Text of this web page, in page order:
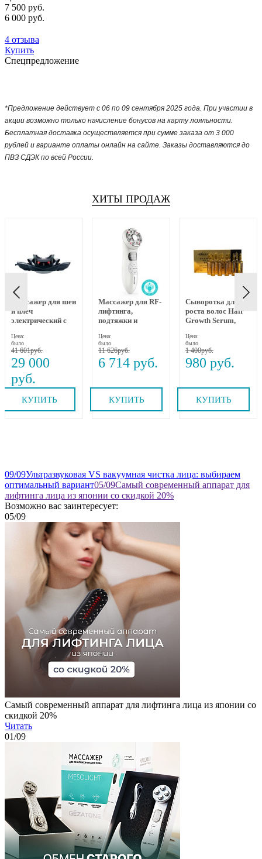
7 500 руб.
6 000 руб.
4 отзыва
Купить
Спецпредложение
*Предложение действует с 06 по 09 сентября 2025 года. При участии в
акции возможно только начисление бонусов на карту лояльности.
Бесплатная доставка осуществляется при сумме заказа от 3 000
рублей и варианте оплаты онлайн на сайте. Заказы доставляются до
ПВЗ СДЭК по всей России.
ХИТЫ ПРОДАЖ
Массажер для шеи
и плеч
электрический с
вытяжением и
прогревом MEDI
NECK MYTREX
Цена:
было
41 601
29 000
КУПИТЬ
Массажер для RF-
лифтинга,
подтяжки и
RF-1607, Gezatone
Цена:
было
11 626
6 714
КУПИТЬ
Сыворотка для
роста волос Hair
Growth Serum,
Цена:
было
1 400
980
КУПИТЬ
09/09Ультразвуковая VS вакуумная чистка лица: выбираем
оптимальный вариант05/09Самый современный аппарат для
лифтинга лица из японии со скидкой 20%
Возможно вас заинтересует:
05/09
Самый современный аппарат для лифтинга лица из японии со
скидкой 20%
Читать
01/09